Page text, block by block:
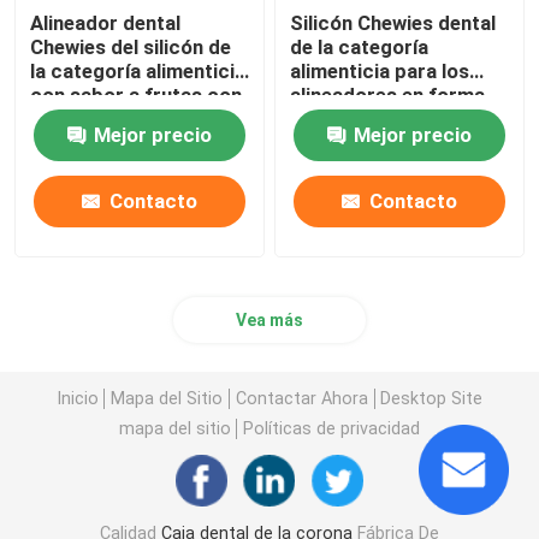
Alineador dental
Chewies del silicón de
la categoría alimenticia
con sabor a frutas con
la manija
Mejor precio
Contacto
Silicón Chewies dental
de la categoría
alimenticia para los
alineadores en forma
de corazón con la
manija Mejor precio
Contacto
Vea más
Inicio Mapa del Sitio Contactar Ahora
Desktop Site
mapa del sitio
Políticas de privacidad
Calidad Caja dental de la corona Fábrica De